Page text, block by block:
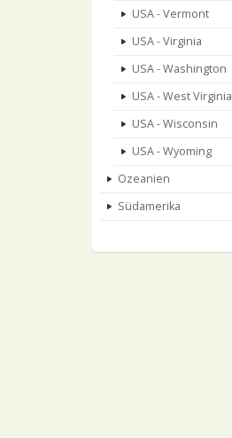
USA - Vermont
USA - Virginia
USA - Washington
USA - West Virginia
USA - Wisconsin
USA - Wyoming
Ozeanien
Südamerika